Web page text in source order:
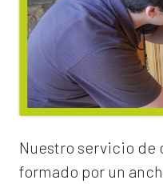
Nuestro servicio de
formado por un